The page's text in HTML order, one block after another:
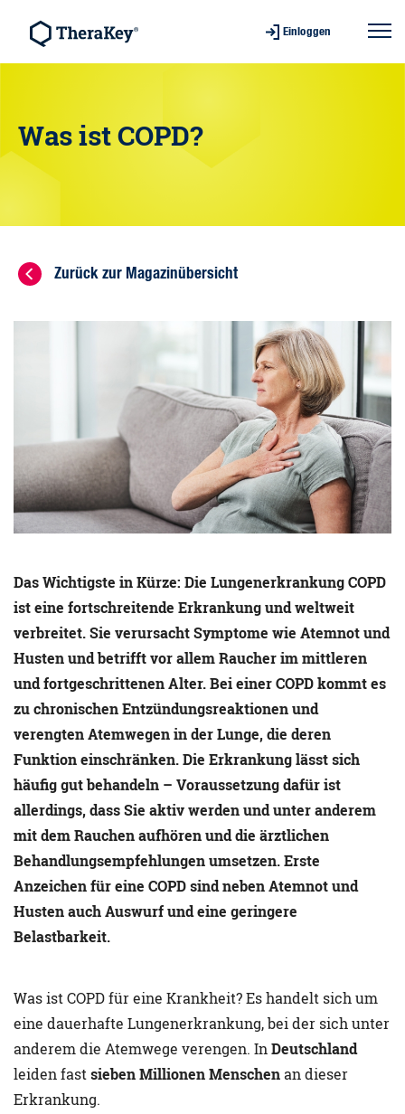
Einloggen
Was ist COPD?
Zurück zur Magazinübersicht
Das Wichtigste in Kürze: Die Lungenerkrankung COPD
ist eine fortschreitende Erkrankung und weltweit
verbreitet. Sie verursacht Symptome wie Atemnot und
Husten und betrifft vor allem Raucher im mittleren
und fortgeschrittenen Alter. Bei einer COPD kommt es
zu chronischen Entzündungsreaktionen und
verengten Atemwegen in der Lunge, die deren
Funktion einschränken. Die Erkrankung lässt sich
häufig gut behandeln – Voraussetzung dafür ist
allerdings, dass Sie aktiv werden und unter anderem
mit dem Rauchen aufhören und die ärztlichen
Behandlungsempfehlungen umsetzen. Erste
Anzeichen für eine COPD sind neben Atemnot und
Husten auch Auswurf und eine geringere
Belastbarkeit.
Was ist COPD für eine Krankheit? Es handelt sich um
eine dauerhafte Lungenerkrankung, bei der sich unter
anderem die Atemwege verengen. In Deutschland
leiden fast sieben Millionen Menschenan dieser
Erkrankung.